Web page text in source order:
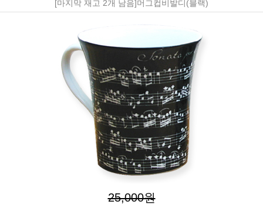
[마지막 재고 2개 남음]머그컵비발디(블랙)
25,000원